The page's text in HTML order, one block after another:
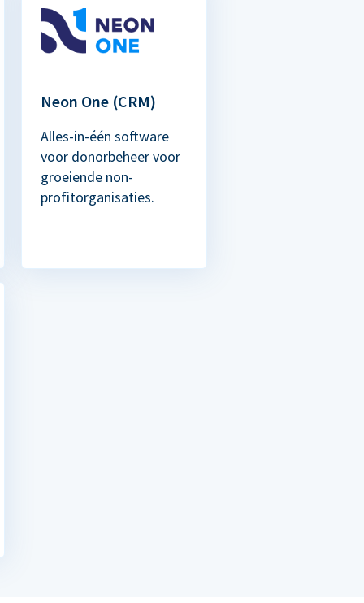
Neon One (CRM)
Alles-in-één software
voor donorbeheer voor
groeiende non-
profitorganisaties.